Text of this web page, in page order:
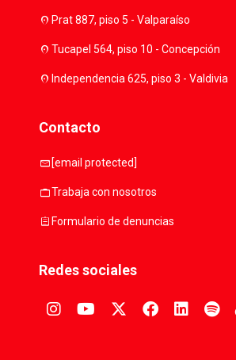
location_onPrat 887, piso 5 - Valparaíso
location_onTucapel 564, piso 10 - Concepción
location_onIndependencia 625, piso 3 - Valdivia
Contacto
mail [email protected]
workTrabaja con nosotros
assignmentFormulario de denuncias
Redes sociales